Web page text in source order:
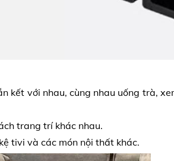
kết với nhau, cùng nhau uống trà,
trang trí khác nhau.
tivi và các món nội thất khác.